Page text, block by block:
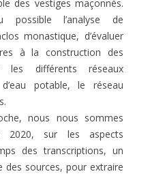
des vestiges maçonnés.
l’analyse de
monastique, d’évaluer
à la construction des
différents réseaux
potable, le réseau
nous nous sommes
2020, sur les aspects
des transcriptions, un
des sources, pour extraire